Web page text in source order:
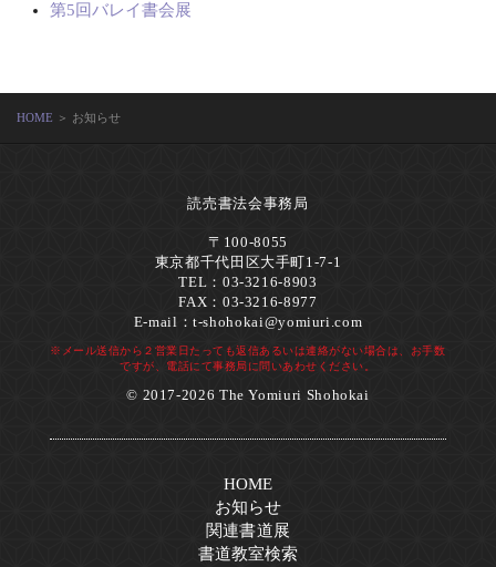
第5回バレイ書会展
HOME ＞ お知らせ
読売書法会事務局
〒100-8055
東京都千代田区大手町1-7-1
TEL：03-3216-8903
FAX：03-3216-8977
E-mail：t-shohokai@yomiuri.com
※メール送信から２営業日たっても返信あるいは連絡がない場合は、お手数
ですが、電話にて事務局に問いあわせください。
© 2017-2026 The Yomiuri Shohokai
HOME
お知らせ
関連書道展
書道教室検索